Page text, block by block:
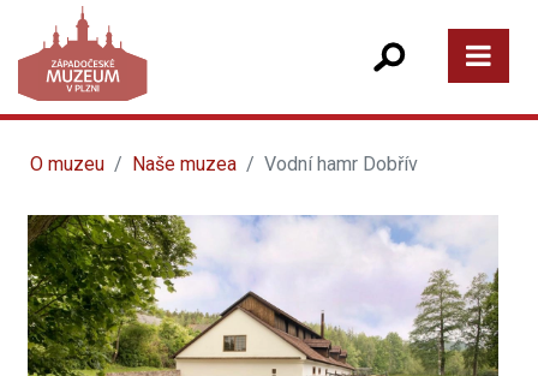
O muzeu Naše muzea Vodní hamr Dobřív